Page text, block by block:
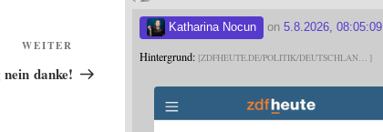
Beitrag
WEITER
danke!
Katharina Nocun on5.8.2026, 08:05:09
Hintergrund: ZDFHEUTE.DE/POLITIK/DEUTSCHLAN